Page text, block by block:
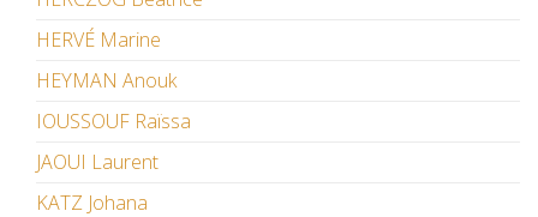
HERVÉ Marine
HEYMAN Anouk
IOUSSOUF Raïssa
JAOUI Laurent
KATZ Johana